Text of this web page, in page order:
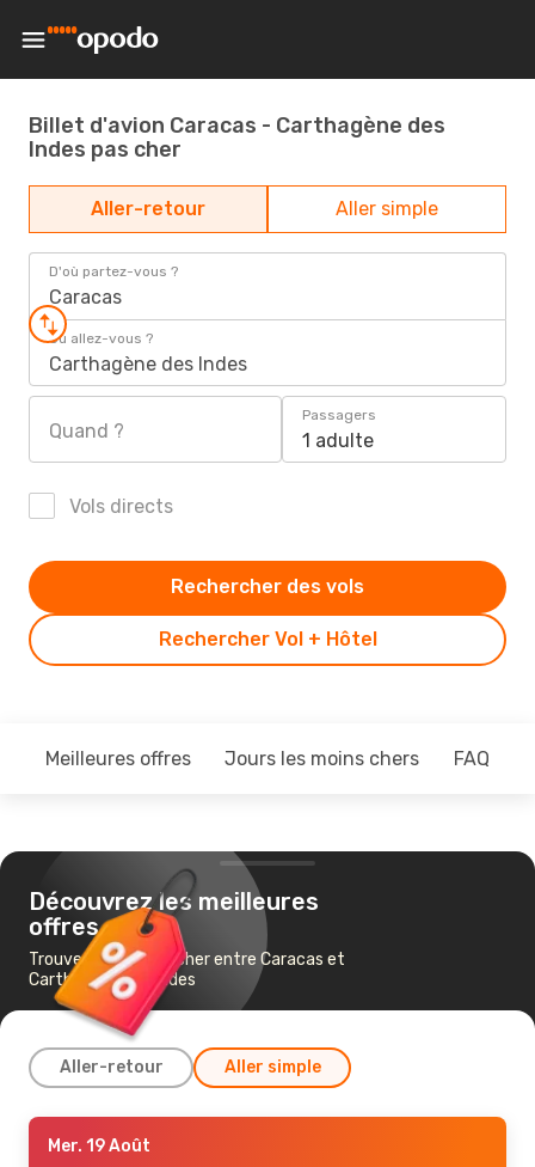
Billet d'avion Caracas - Carthagène des
Indes pas cher
Aller-retour Aller simple
D'où partez-vous ?
Caracas
Où allez-vous ?
Carthagène des Indes
Quand ?
Passagers
1 adulte
Vols directs
Rechercher Vol + Hôtel
Rechercher des vols
Meilleures offres Jours les moins chers FAQ
Découvrez les meilleures
offres
Trouvez un vol pas cher entre Caracas et
Carthagène des Indes
Aller-retour Aller simple
Mer. 9 Sept.- Mar. 15 Sept.
Mer. 19 Août